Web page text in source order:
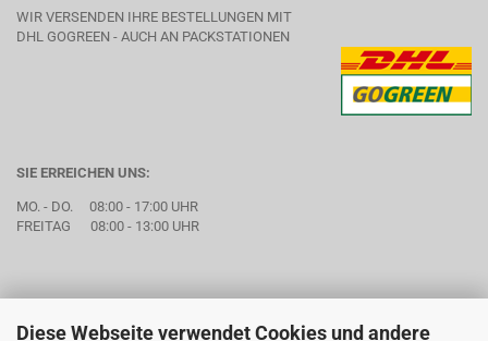
Diese Webseite verwendet Cookies und andere
WIR VERSENDEN IHRE BESTELLUNGEN MIT
DHL GOGREEN - AUCH AN PACKSTATIONEN
SIE ERREICHEN UNS:
MO. - DO. 08:00 - 17:00 UHR
FREITAG 08:00 - 13:00 UHR